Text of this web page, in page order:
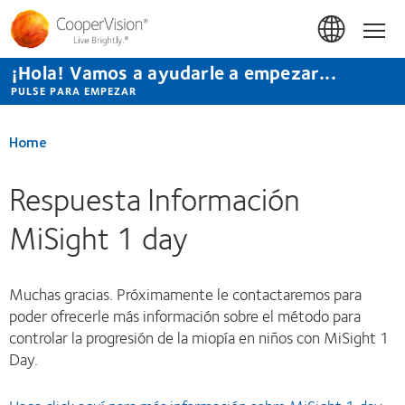
Pasar
contenido
principal
¡Hola! Vamos a ayudarle a empezar...
PULSE PARA EMPEZAR
Home
Respuesta Información
MiSight 1 day
Muchas gracias. Próximamente le contactaremos para
poder ofrecerle más información sobre el método para
controlar la progresión de la miopía en niños con MiSight 1
Day.